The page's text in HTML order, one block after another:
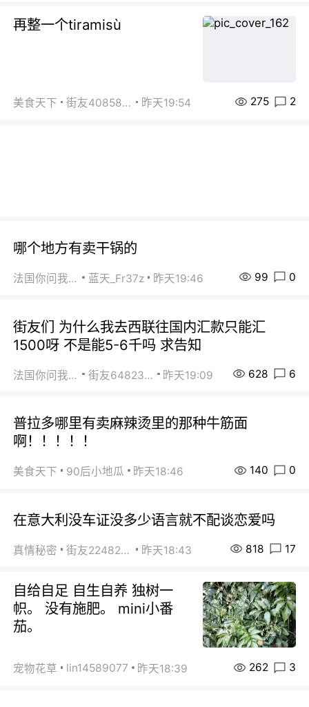
再整一个tiramisù
美食天下 街友40858442 昨天19:54 275 2
哪个地方有卖干锅的
法国你问我答 蓝天_Fr37z 昨天19:46 99 0
街友们 为什么我去西联往国内汇款只能汇
1500呀 不是能5-6千吗 求告知
法国你问我答 街友64823891 昨天19:09 628 6
普拉多哪里有卖麻辣烫里的那种牛筋面
啊！！！！！
美食天下 90后小地瓜 昨天18:46 140 0
在意大利没车证没多少语言就不配谈恋爱吗
真情秘密 街友22482465 昨天18:43 818 17
自给自足 自生自养 独树一
帜。 没有施肥。 mini小番
茄。
宠物花草 lin14589077 昨天18:39 262 3